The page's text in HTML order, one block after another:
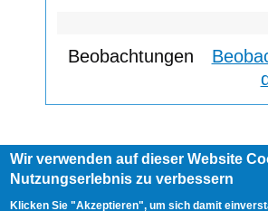
Footer
menu
AGB Impressum Links
User
Wir verwenden auf dieser Website
Nutzungserlebnis zu verbessern
Klicken Sie "Akzeptieren", um sich damit